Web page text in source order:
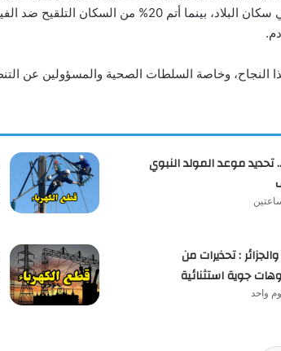
وخاصة السلطات الصحية والمسؤولين عن
تحديد موعد المولد النبوي
: تحذيرات من
جوية استثنائية
واحد